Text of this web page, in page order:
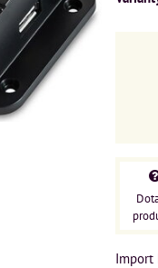
Import